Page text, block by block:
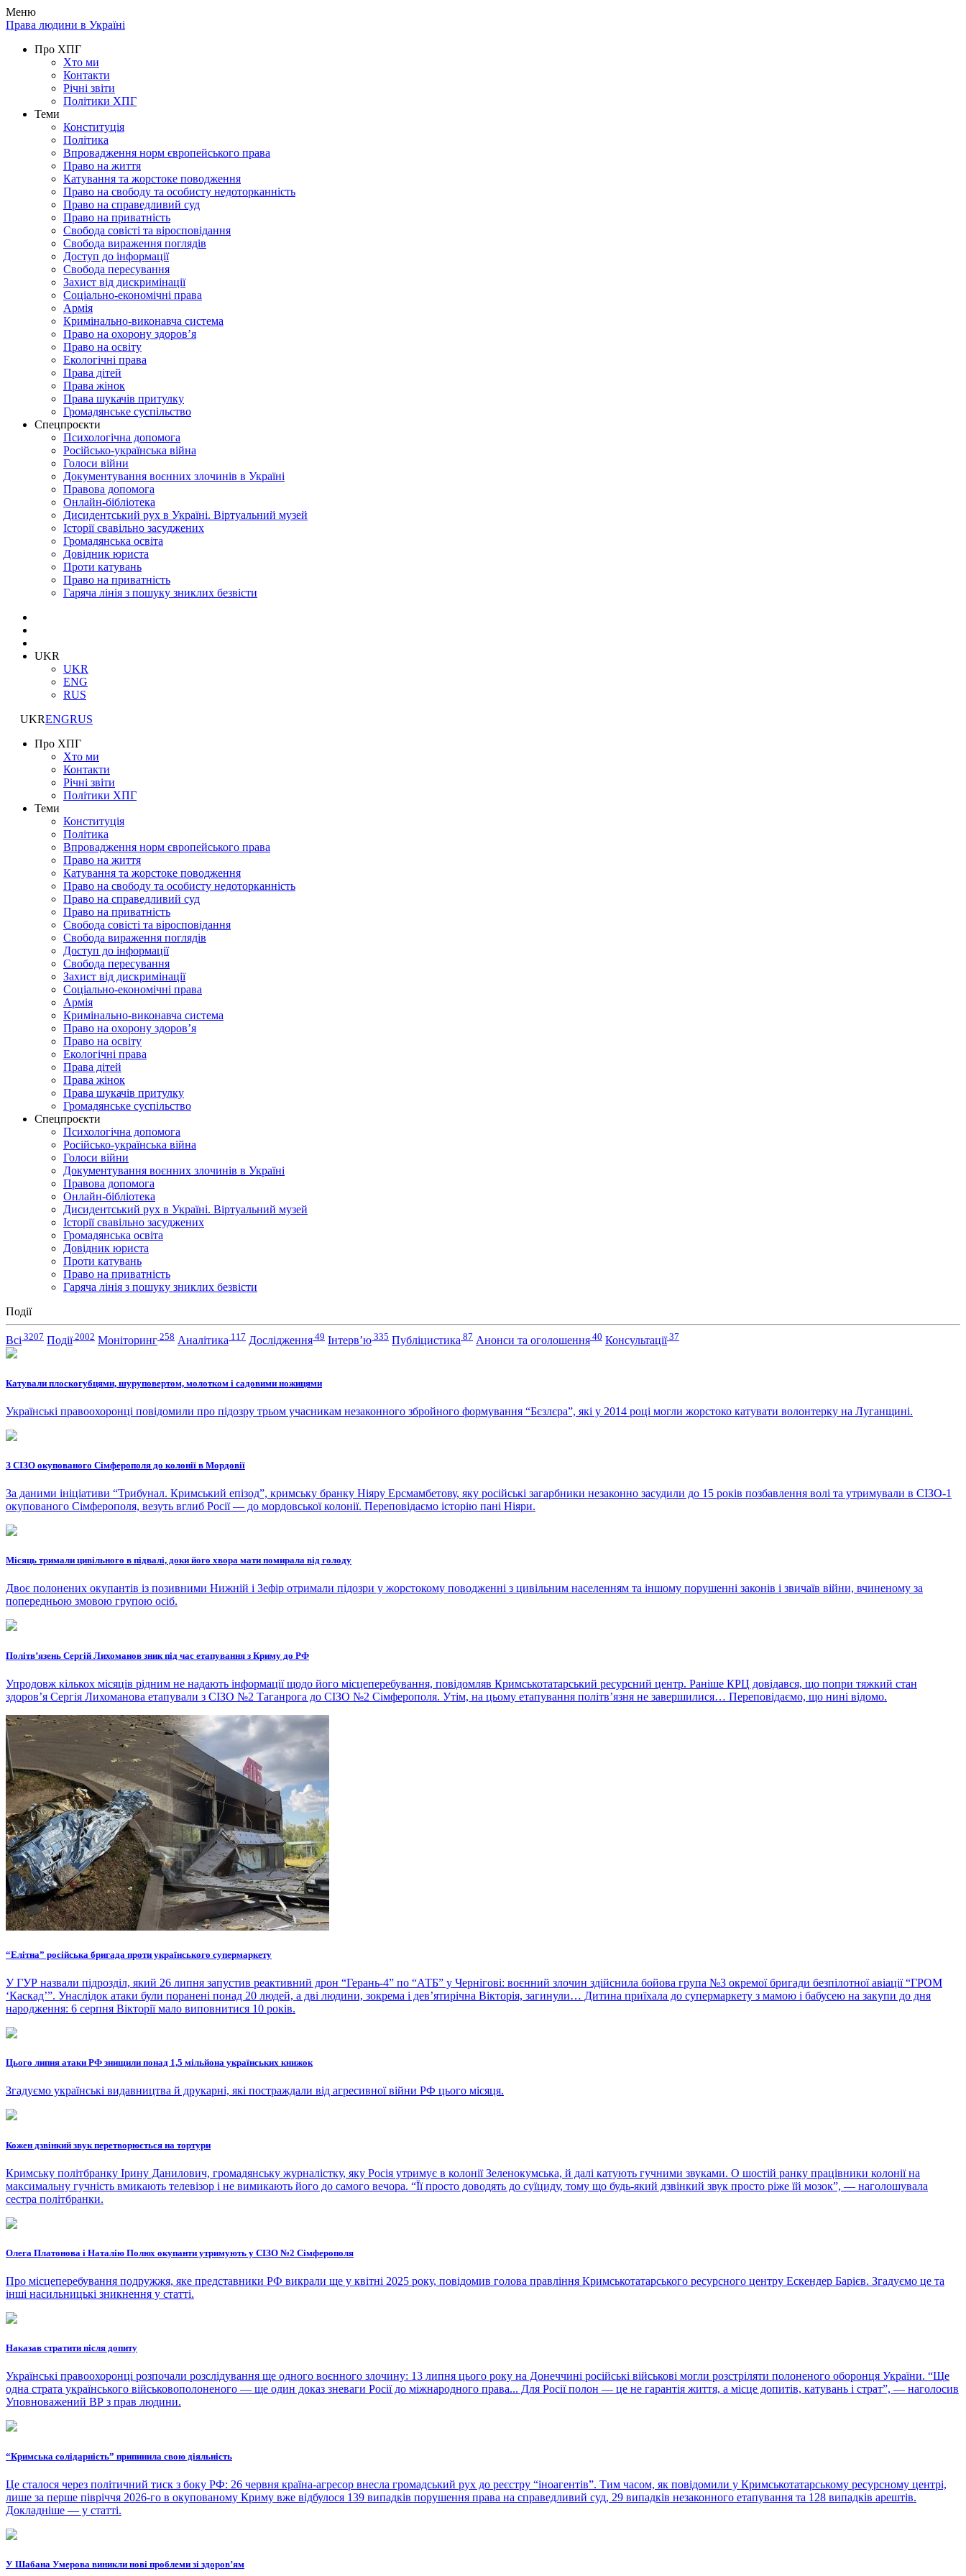
Меню
Права людини в Україні
Про ХПГ
Хто ми
Контакти
Річні звіти
Політики ХПГ
Теми
Конституція
Політика
Впровадження норм європейського права
Право на життя
Катування та жорстоке поводження
Право на свободу та особисту недоторканність
Право на справедливий суд
Право на приватність
Свобода совісті та віросповідання
Свобода вираження поглядів
Доступ до інформації
Свобода пересування
Захист від дискримінації
Соціально-економічні права
Армія
Кримінально-виконавча система
Право на охорону здоров’я
Право на освіту
Екологічні права
Права дітей
Права жінок
Права шукачів притулку
Громадянське суспільство
Спецпроєкти
Психологічна допомога
Російсько-українська війна
Голоси війни
Документування воєнних злочинів в Україні
Правова допомога
Онлайн-бібліотека
Дисидентський рух в Україні. Віртуальний музей
Історії свавільно засуджених
Громадянська освіта
Довідник юриста
Проти катувань
Право на приватність
Гаряча лінія з пошуку зниклих безвісти
UKR
UKR
ENG
RUS
UKRENGRUS
Про ХПГ
Хто ми
Контакти
Річні звіти
Політики ХПГ
Теми
Конституція
Політика
Впровадження норм європейського права
Право на життя
Катування та жорстоке поводження
Право на свободу та особисту недоторканність
Право на справедливий суд
Право на приватність
Свобода совісті та віросповідання
Свобода вираження поглядів
Доступ до інформації
Свобода пересування
Захист від дискримінації
Соціально-економічні права
Армія
Кримінально-виконавча система
Право на охорону здоров’я
Право на освіту
Екологічні права
Права дітей
Права жінок
Права шукачів притулку
Громадянське суспільство
Спецпроєкти
Психологічна допомога
Російсько-українська війна
Голоси війни
Документування воєнних злочинів в Україні
Правова допомога
Онлайн-бібліотека
Дисидентський рух в Україні. Віртуальний музей
Історії свавільно засуджених
Громадянська освіта
Довідник юриста
Проти катувань
Право на приватність
Гаряча лінія з пошуку зниклих безвісти
Події
Всі 3207 Події2002 Моніторинг 258 Аналітика 117 Дослідження 49 Інтерв’ю 335 Публіцистика 87 Анонси та оголошення 40 Консультації37
Катували плоскогубцями, шуруповертом, молотком і садовими ножицями
Українські правоохоронці повідомили про підозру трьом учасникам незаконного збройного формування “Бєзлєра”, які у 2014 році могли жорстоко катувати волонтерку на Луганщині.
З СІЗО окупованого Сімферополя до колонії в Мордовії
За даними ініціативи “Трибунал. Кримський епізод”, кримську бранку Ніяру Ерсмамбетову, яку російські загарбники незаконно засудили до 15 років позбавлення волі та утримували в СІЗО-1
окупованого Сімферополя, везуть вглиб Росії — до мордовської колонії. Переповідаємо історію пані Ніяри.
Місяць тримали цивільного в підвалі, доки його хвора мати помирала від голоду
Двоє полонених окупантів із позивними Нижній і Зефір отримали підозри у жорстокому поводженні з цивільним населенням та іншому порушенні законів і звичаїв війни, вчиненому за
попередньою змовою групою осіб.
Політвʼязень Сергій Лихоманов зник під час етапування з Криму до РФ
Упродовж кількох місяців рідним не надають інформації щодо його місцеперебування, повідомляв Кримськотатарський ресурсний центр. Раніше КРЦ довідався, що попри тяжкий стан
здоров’я Сергія Лихоманова етапували з СІЗО №2 Таганрога до СІЗО №2 Сімферополя. Утім, на цьому етапування політвʼязня не завершилися… Переповідаємо, що нині відомо.
“Елітна” російська бригада проти українського супермаркету
У ГУР назвали підрозділ, який 26 липня запустив реактивний дрон “Герань-4” по “АТБ” у Чернігові: воєнний злочин здійснила бойова група №3 окремої бригади безпілотної авіації “ГРОМ
‘Каскад’”. Унаслідок атаки були поранені понад 20 людей, а дві людини, зокрема і дев’ятирічна Вікторія, загинули… Дитина приїхала до супермаркету з мамою і бабусею на закупи до дня
народження: 6 серпня Вікторії мало виповнитися 10 років.
Цього липня атаки РФ знищили понад 1,5 мільйона українських книжок
Згадуємо українські видавництва й друкарні, які постраждали від агресивної війни РФ цього місяця.
Кожен дзвінкий звук перетворюється на тортури
Кримську політбранку Ірину Данилович, громадянську журналістку, яку Росія утримує в колонії Зеленокумська, й далі катують гучними звуками. О шостій ранку працівники колонії на
максимальну гучність вмикають телевізор і не вимикають його до самого вечора. “Її просто доводять до суїциду, тому що будь-який дзвінкий звук просто ріже їй мозок”, — наголошувала
сестра політбранки.
Олега Платонова і Наталію Полюх окупанти утримують у СІЗО №2 Сімферополя
Про місцеперебування подружжя, яке представники РФ викрали ще у квітні 2025 року, повідомив голова правління Кримськотатарського ресурсного центру Ескендер Барієв. Згадуємо це та
інші насильницькі зникнення у статті.
Наказав стратити після допиту
Українські правоохоронці розпочали розслідування ще одного воєнного злочину: 13 липня цього року на Донеччині російські військові могли розстріляти полоненого оборонця України. “Ще
одна страта українського військовополоненого — ще один доказ зневаги Росії до міжнародного права... Для Росії полон — це не гарантія життя, а місце допитів, катувань і страт”, — наголосив
Уповноважений ВР з прав людини.
“Кримська солідарність” припинила свою діяльність
Це сталося через політичний тиск з боку РФ: 26 червня країна-агресор внесла громадський рух до реєстру “іноагентів”. Тим часом, як повідомили у Кримськотатарському ресурсному центрі,
лише за перше півріччя 2026-го в окупованому Криму вже відбулося 139 випадків порушення права на справедливий суд, 29 випадків незаконного етапування та 128 випадків арештів.
Докладніше — у статті.
У Шабана Умерова виникли нові проблеми зі здоров’ям